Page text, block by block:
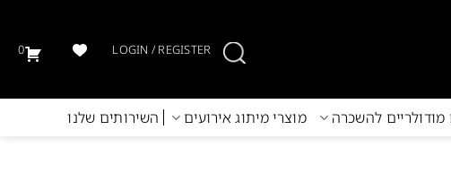
LOGIN / REGISTER
0
מודולריים להשכרה מוצרי מיתוג אירועים השירותים שלנו